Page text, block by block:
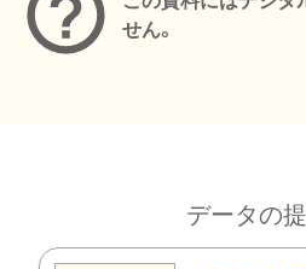
せん。
データの